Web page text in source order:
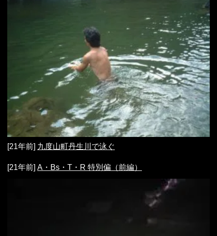
[21年前] 九度山町丹生川で泳ぐ
[21年前] A・Bs・T・R 特別偏（前編）